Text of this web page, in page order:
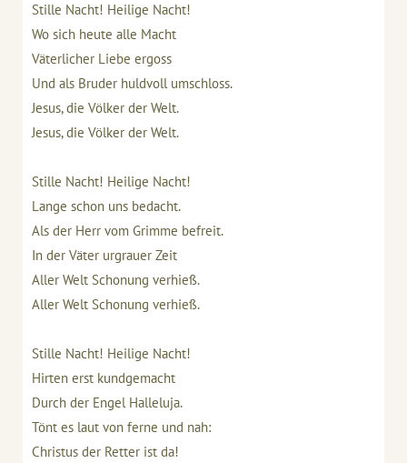
Stille Nacht! Heilige Nacht!
Wo sich heute alle Macht
Väterlicher Liebe ergoss
Und als Bruder huldvoll umschloss.
Jesus, die Völker der Welt.
Jesus, die Völker der Welt.
Stille Nacht! Heilige Nacht!
Lange schon uns bedacht.
Als der Herr vom Grimme befreit.
In der Väter urgrauer Zeit
Aller Welt Schonung verhieß.
Aller Welt Schonung verhieß.
Stille Nacht! Heilige Nacht!
Hirten erst kundgemacht
Durch der Engel Halleluja.
Tönt es laut von ferne und nah:
Christus der Retter ist da!